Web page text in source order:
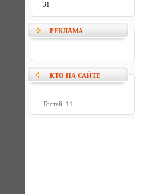
31
РЕКЛАМА
КТО НА САЙТЕ
Гостей: 11